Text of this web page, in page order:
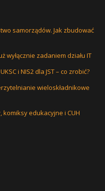
samorządów. Jak zbudować
wyłącznie zadaniem działu IT
i NIS2 dla JST – co zrobić?
wieloskładnikowe
komiksy edukacyjne i CUH